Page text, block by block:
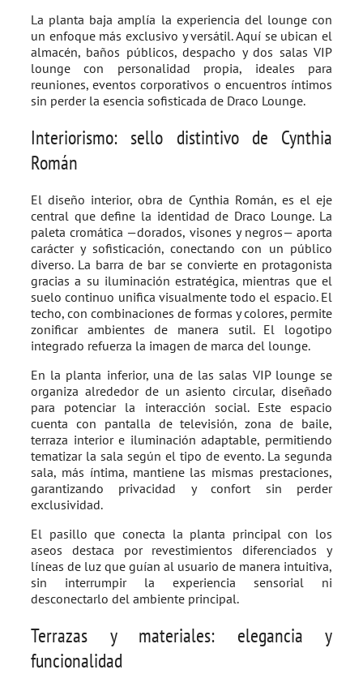
La planta baja amplía la experiencia del lounge con
un enfoque más exclusivo y versátil. Aquí se ubican el
almacén, baños públicos, despacho y dos salas VIP
lounge con personalidad propia, ideales para
reuniones, eventos corporativos o encuentros íntimos
sin perder la esencia sofisticada de Draco Lounge.
Interiorismo: sello distintivo de Cynthia
Román
El diseño interior, obra de Cynthia Román, es el eje
central que define la identidad de Draco Lounge. La
paleta cromática —dorados, visones y negros— aporta
carácter y sofisticación, conectando con un público
diverso. La barra de bar se convierte en protagonista
gracias a su iluminación estratégica, mientras que el
suelo continuo unifica visualmente todo el espacio. El
techo, con combinaciones de formas y colores, permite
zonificar ambientes de manera sutil. El logotipo
integrado refuerza la imagen de marca del lounge.
En la planta inferior, una de las salas VIP lounge se
organiza alrededor de un asiento circular, diseñado
para potenciar la interacción social. Este espacio
cuenta con pantalla de televisión, zona de baile,
terraza interior e iluminación adaptable, permitiendo
tematizar la sala según el tipo de evento. La segunda
sala, más íntima, mantiene las mismas prestaciones,
garantizando privacidad y confort sin perder
exclusividad.
El pasillo que conecta la planta principal con los
aseos destaca por revestimientos diferenciados y
líneas de luz que guían al usuario de manera intuitiva,
sin interrumpir la experiencia sensorial ni
desconectarlo del ambiente principal.
Terrazas y materiales: elegancia y
funcionalidad